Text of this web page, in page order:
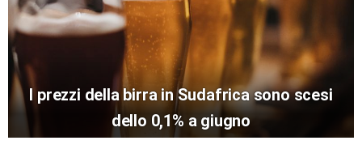
I prezzi della birra in Sudafrica sono scesi
dello 0,1% a giugno